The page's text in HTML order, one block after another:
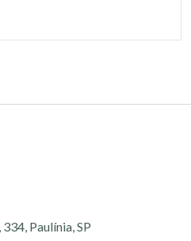
Paulínia, SP